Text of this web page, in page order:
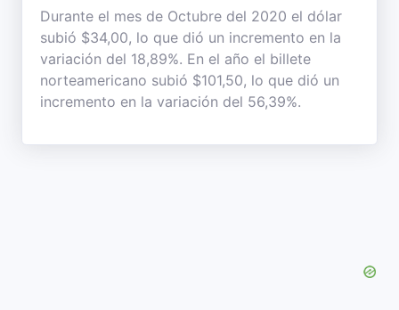
Durante el mes de Octubre del 2020 el dólar
subió $34,00, lo que dió un incremento en la
variación del 18,89%. En el año el billete
norteamericano subió $101,50, lo que dió un
incremento en la variación del 56,39%.